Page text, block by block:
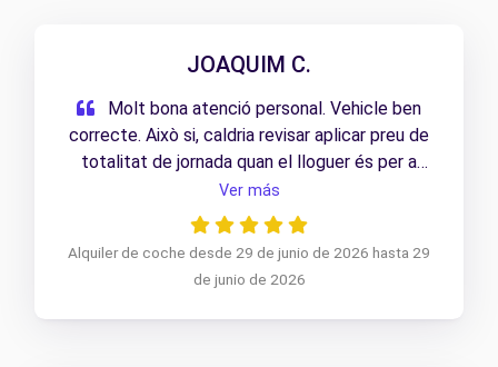
JOAQUIM C.
Molt bona atenció personal. Vehicle ben
correcte. Això si, caldria revisar aplicar preu de
totalitat de jornada quan el lloguer és per a
revisió de vehicle i només calen unes hores (en
el meu cas: 5 hores). Gràcies
Ver más
Alquiler de coche desde 29 de junio de 2026 hasta 29
de junio de 2026